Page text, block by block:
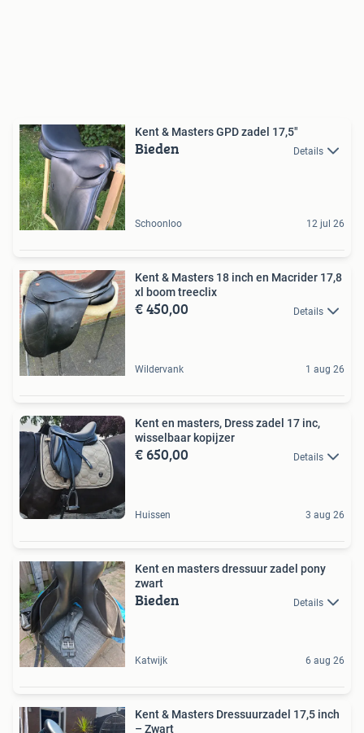
Kent & Masters GPD zadel 17,5"
Bieden Details
Schoonloo 12 jul 26
Kent & Masters 18 inch en Macrider 17,8
xl boom treeclix
€ 450,00 Details
Wildervank 1 aug 26
Kent en masters, Dress zadel 17 inc,
wisselbaar kopijzer
€ 650,00 Details
Huissen 3 aug 26
Kent en masters dressuur zadel pony
zwart
Bieden Details
Katwijk 6 aug 26
Kent & Masters Dressuurzadel 17,5 inch
– Zwart